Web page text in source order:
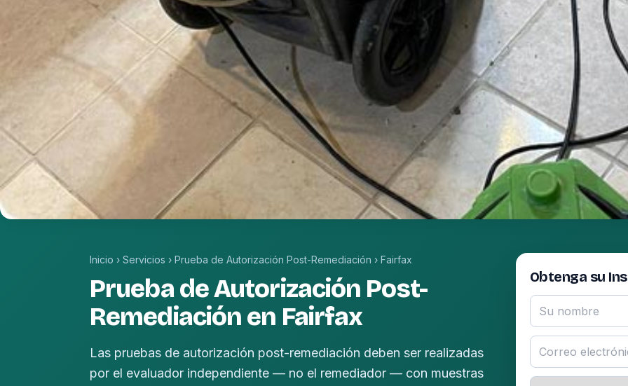
Inicio › Servicios › Prueba de Autorización Post-Remediación › Fairfax
Prueba de Autorización Post-
Remediación en Fairfax
Las pruebas de autorización post-remediación deben ser realizadas
por el evaluador independiente — no el remediador — con muestras
Obtenga su